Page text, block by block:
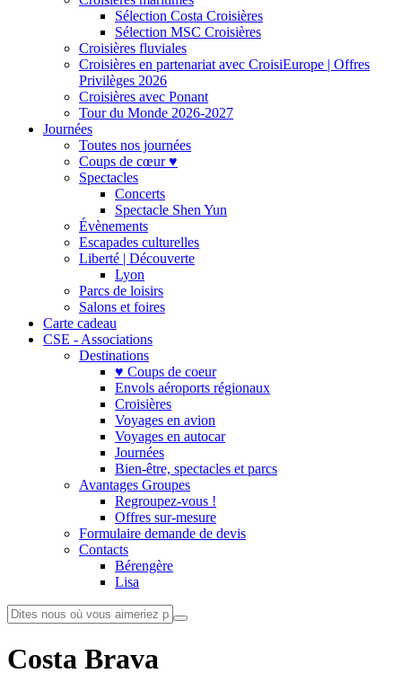
Sélection Costa Croisières
Sélection MSC Croisières
Croisières fluviales
Croisières en partenariat avec CroisiEurope | Offres
Privilèges 2026
Croisières avec Ponant
Tour du Monde 2026-2027
Journées
Toutes nos journées
Coups de cœur ♥
Spectacles
Concerts
Spectacle Shen Yun
Évènements
Escapades culturelles
Liberté | Découverte
Lyon
Parcs de loisirs
Salons et foires
Carte cadeau
CSE - Associations
Destinations
♥ Coups de coeur
Envols aéroports régionaux
Croisières
Voyages en avion
Voyages en autocar
Journées
Bien-être, spectacles et parcs
Avantages Groupes
Regroupez-vous !
Offres sur-mesure
Formulaire demande de devis
Contacts
Bérengère
Lisa
Costa Brava